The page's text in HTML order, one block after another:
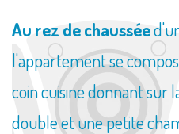
Au rez de chaussée
l'appartement se
coin cuisine donnant sur
double et une petite